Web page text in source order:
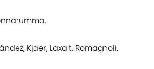
Kjaer, Laxalt, Romagnoli.